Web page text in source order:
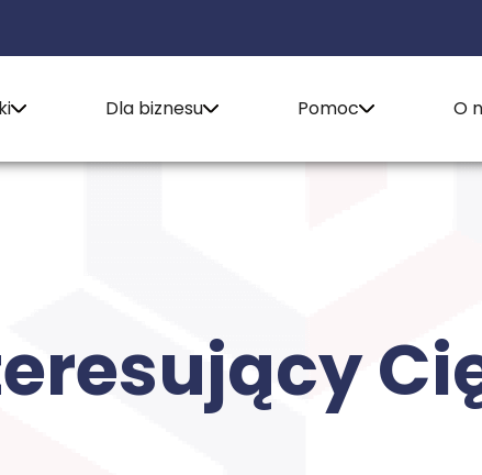
Dla biznesu Pomoc O